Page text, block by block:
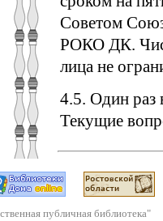
Советом
РОКО ДК.
лица не
4.5. Один раз
Текущие
публичная библиотека"